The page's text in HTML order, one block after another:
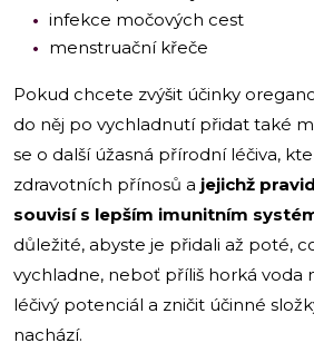
infekce močových cest
menstruační křeče
Pokud chcete zvýšit účinky
do něj po vychladnutí přidat také
se o další úžasná přírodní léčiva,
zdravotních přínosů a jejichž
souvisí s lepším imunitním
důležité, abyste je přidali až poté,
vychladne, neboť příliš horká voda
léčivý potenciál a zničit účinné
nachází.